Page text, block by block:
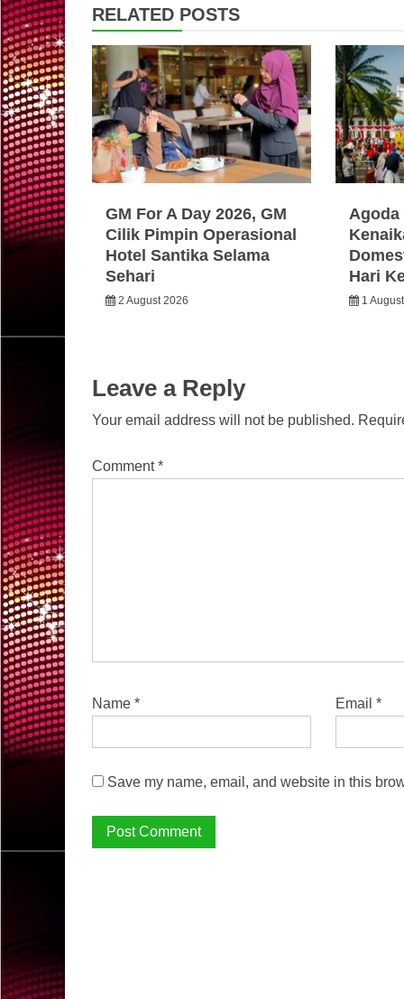
RELATED POSTS
GM For A Day 2026, GM
Cilik Pimpin Operasional
Hotel Santika Selama
Sehari
2 August 2026
Agoda
Hari
1
Leave a Reply
Your email address will not be published.
Comment*
Name * Email*
Save my name, email, and website in this